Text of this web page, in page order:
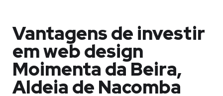
Vantagens de investir
em web design
Moimenta da Beira,
Aldeia de Nacomba